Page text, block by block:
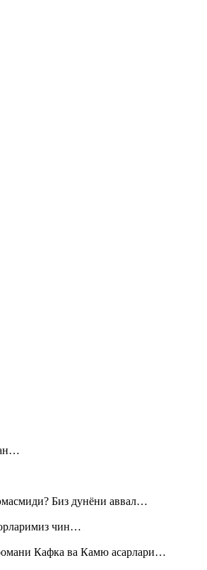
Биз дунёни аввал…
чин…
Кафка ва Камю асарлари…